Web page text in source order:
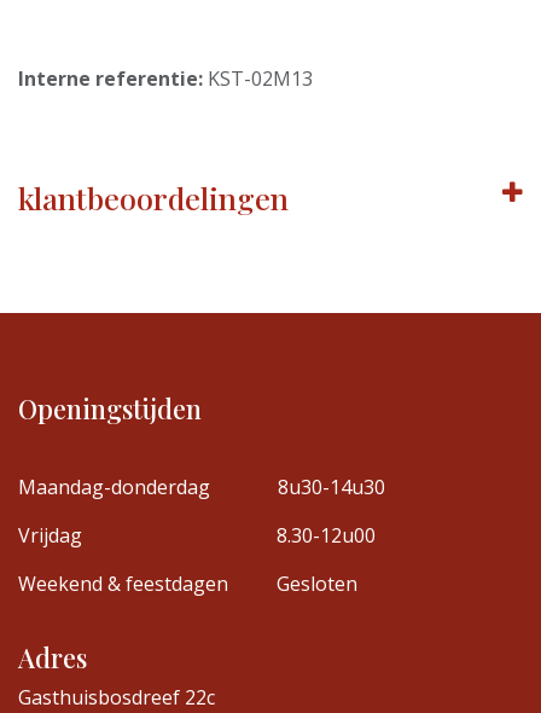
Interne referentie: KST-02M13
klantbeoordelingen
Openingstijden
Maandag-donderdag
8u30-14u30
Vrijdag
8.30-12u00
Weekend & feestdagen
Gesloten
Adres
Gasthuisbosdreef 22c